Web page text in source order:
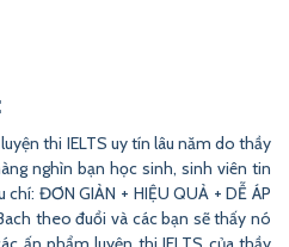
thi IELTS uy tín lâu năm do thầy
nghìn bạn học sinh, sinh viên tin
ĐƠN GIẢN + HIỆU QUẢ + DỄ ÁP
theo đuổi và các bạn sẽ thấy nó